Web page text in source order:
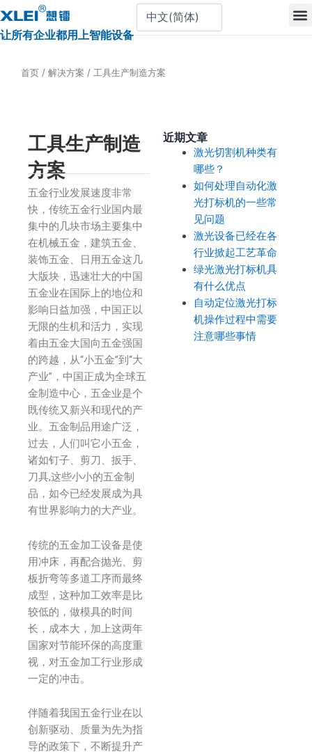
跳
至
内
让所有企业都用上智能设备
首页 / 解决方案 / 工具生产制造方案
工具生产制造
方案
五金行业发展速度非常
快，传统五金行业国内最
集中的几块市场主要集中
在机械五金，建筑五金、
装饰五金、日用五金这几
大版块，迅速壮大的中国
五金业在国际上的地位和
影响日益加强，中国正以
无限的生机和活力，实现
着由五金大国向五金强国
的跨越，从“小五金”到“大
产业”，中国正成为全球五
金制造中心，五金业是个
既传统又新兴和现代的产
业。五金制品用途广泛，
过去，人们叫它小五金，
诸如钉子、剪刀、扳手、
刀具,这些小小的五金制
品，如今已经发展成为具
有世界影响力的大产业。
传统的五金加工设备是使
用冲床，再配合抛光、剪
板折弯等多道工序而最终
成型，这种加工效率是比
较低的，做模具的时间
长，成本大，加上这两年
国家对节能环保的高度重
视，对五金加工行业形成
一定的冲击。
伴随着我国五金行业在以
创新驱动、质量为先为指
导的政策下，不断提升产
近期文章
激光切割机种类有
哪些？
如何处理自动化激
光打标机的一些常
见问题
激光设备已经在各
行业掀起工艺革命
绿光激光打标机具
有什么优点
自动定位激光打标
机操作过程中需要
注意哪些事情